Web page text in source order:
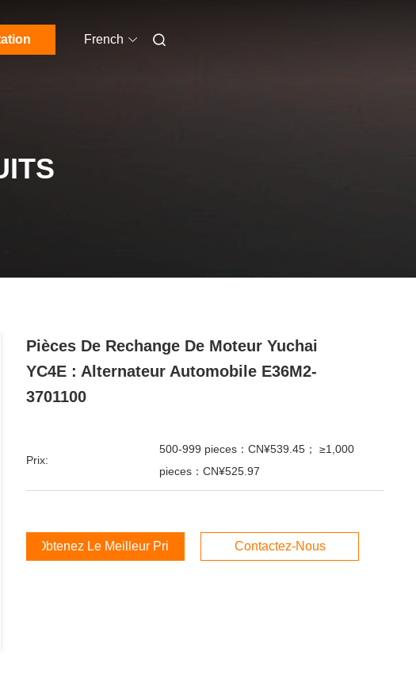
French
Pièces De Rechange De Moteur Yuchai
YC4E : Alternateur Automobile E36M2-
3701100
Prix:
500-999 pieces：CN¥539.45； ≥1,000
pieces：CN¥525.97
Obtenez Le Meilleur Prix Contactez-Nous